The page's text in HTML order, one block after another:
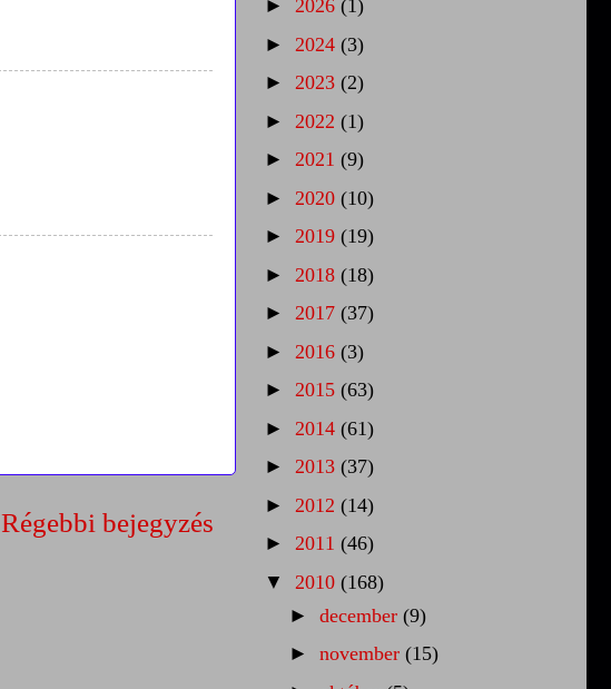
Régebbi bejegyzés
► 2026 (1)
► 2024 (3)
► 2023 (2)
► 2022 (1)
► 2021 (9)
► 2020 (10)
► 2019 (19)
► 2018 (18)
► 2017 (37)
► 2016 (3)
► 2015 (63)
► 2014 (61)
► 2013 (37)
► 2012 (14)
► 2011 (46)
▼ 2010 (168)
► december (9)
► november (15)